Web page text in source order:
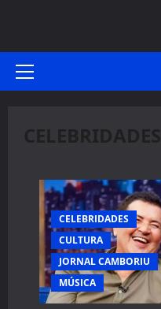
Primary
CELEBRIDADES
CELEBRIDADES
CULTURA
JORNAL CAMBORIU
MÚSICA